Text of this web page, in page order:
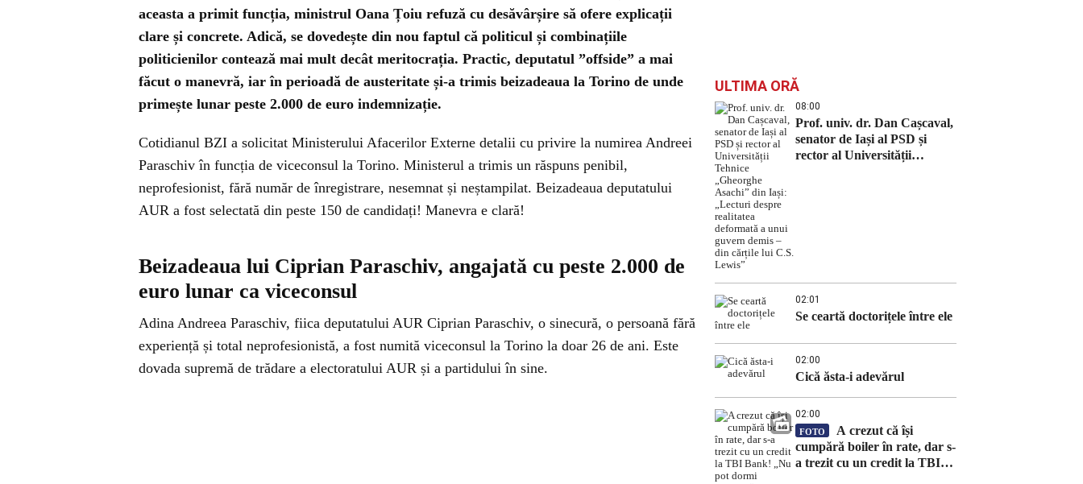
aceasta a primit funcția, ministrul Oana Țoiu refuză cu desăvârșire să ofere explicații
clare și concrete. Adică, se dovedește din nou faptul că politicul și combinațiile
politicienilor contează mai mult decât meritocrația. Practic, deputatul ”offside” a mai
făcut o manevră, iar în perioadă de austeritate și-a trimis beizadeaua la Torino de unde
primește lunar peste 2.000 de euro indemnizație.
Cotidianul BZI a solicitat Ministerului Afacerilor Externe detalii cu privire la numirea Andreei
Paraschiv în funcția de viceconsul la Torino. Ministerul a trimis un răspuns penibil,
neprofesionist, fără număr de înregistrare, nesemnat și neștampilat. Beizadeaua deputatului
AUR a fost selectată din peste 150 de candidați! Manevra e clară!
Beizadeaua lui Ciprian Paraschiv, angajată cu peste 2.000 de
euro lunar ca viceconsul
Adina Andreea Paraschiv, fiica deputatului AUR Ciprian Paraschiv, o sinecură, o persoană fără
experiență și total neprofesionistă, a fost numită viceconsul la Torino la doar 26 de ani. Este
dovada supremă de trădare a electoratului AUR și a partidului în sine.
ULTIMA ORĂ
08:00
Prof. univ. dr. Dan Cașcaval,
senator de Iași al PSD și
rector al Universității
02:01
Se ceartă doctorițele între ele
02:00
Cică ăsta-i adevărul
02:00
FOTO
A crezut că își
cumpără boiler în rate, dar s-
a trezit cu un credit la TBI